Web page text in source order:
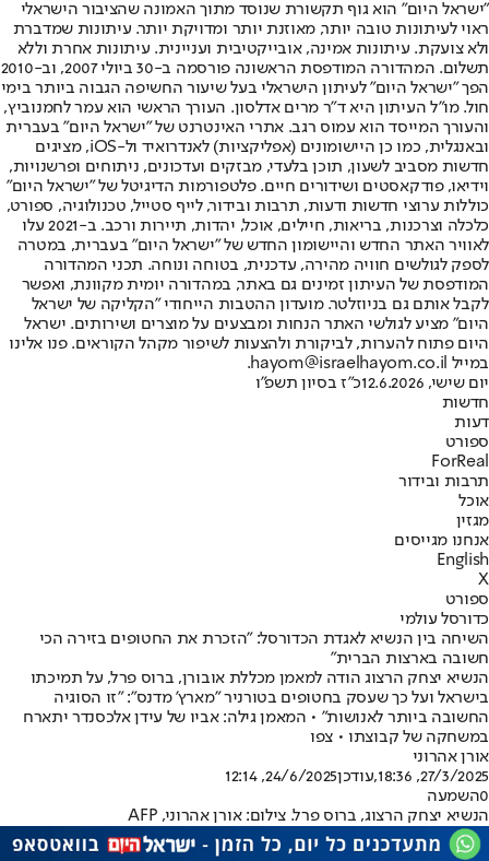
"ישראל היום" הוא גוף תקשורת שנוסד מתוך האמונה שהציבור הישראלי
ראוי לעיתונות טובה יותר, מאוזנת יותר ומדויקת יותר. עיתונות שמדברת
ולא צועקת. עיתונות אמינה, אובייקטיבית ועניינית. עיתונות אחרת וללא
תשלום. המהדורה המודפסת הראשונה פורסמה ב-30 ביולי 2007, וב-2010
הפך "ישראל היום" לעיתון הישראלי בעל שיעור החשיפה הגבוה ביותר בימי
חול. מו"ל העיתון היא ד"ר מרים אדלסון. העורך הראשי הוא עמר לחמנוביץ,
והעורך המייסד הוא עמוס רגב. אתרי האינטרנט של "ישראל היום" בעברית
ובאנגלית, כמו כן היישומונים (אפליקציות) לאנדרואיד ול-iOS, מציגים
חדשות מסביב לשעון, תוכן בלעדי, מבזקים ועדכונים, ניתוחים ופרשנויות,
וידיאו, פודקאסטים ושידורים חיים. פלטפורמות הדיגיטל של "ישראל היום"
כוללות ערוצי חדשות ודעות, תרבות ובידור, לייף סטייל, טכנולוגיה, ספורט,
כלכלה וצרכנות, בריאות, חיילים, אוכל, יהדות, תיירות ורכב. ב-2021 עלו
לאוויר האתר החדש והיישומון החדש של "ישראל היום" בעברית, במטרה
לספק לגולשים חוויה מהירה, עדכנית, בטוחה ונוחה. תכני המהדורה
המודפסת של העיתון זמינים גם באתר, במהדורה יומית מקוונת, ואפשר
לקבל אותם גם בניוזלטר. מועדון ההטבות הייחודי "הקליקה של ישראל
היום" מציע לגולשי האתר הנחות ומבצעים על מוצרים ושירותים. ישראל
היום פתוח להערות, לביקורת ולהצעות לשיפור מקהל הקוראים. פנו אלינו
במייל hayom@israelhayom.co.il.
יום שישי, 12.6.2026
כ"ז בסיון תשפ"ו
חדשות
דעות
ספורט
ForReal
תרבות ובידור
אוכל
מגזין
אנחנו מגייסים
English
X
ספורט
כדורסל עולמי
השיחה בין הנשיא לאגדת הכדורסל: "הזכרת את החטופים בזירה הכי
חשובה בארצות הברית"
הנשיא יצחק הרצוג הודה למאמן מכללת אובורן, ברוס פרל, על תמיכתו
בישראל ועל כך שעסק בחטופים בטורניר "מארץ' מדנס": "זו הסוגיה
החשובה ביותר לאנושות" • המאמן גילה: אביו של עידן אלכסנדר יתארח
במשחקה של קבוצתו • צפו
אורן אהרוני
27/3/2025, 18:36
,עודכן24/6/2025, 12:14
0השמעה
הנשיא יצחק הרצוג, ברוס פרל. צילום: אורן אהרוני, AFP